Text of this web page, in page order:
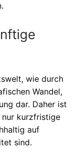
wie durch
Wandel,
dar. Daher ist
nur kurzfristige
auf
sind.